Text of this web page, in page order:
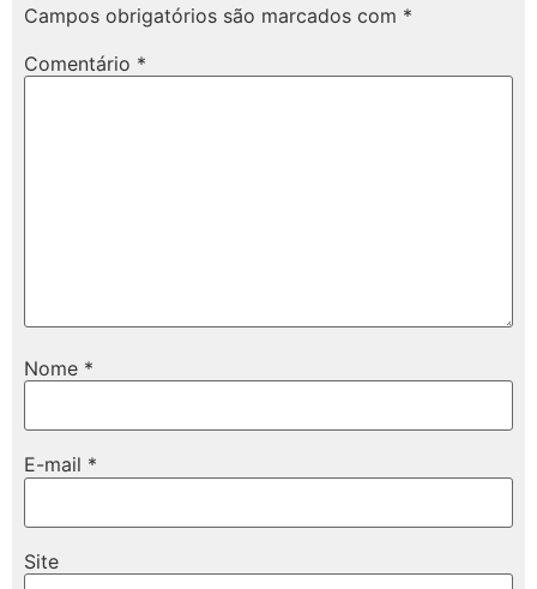
Campos obrigatórios são marcados com *
Comentário *
Nome *
E-mail *
Site